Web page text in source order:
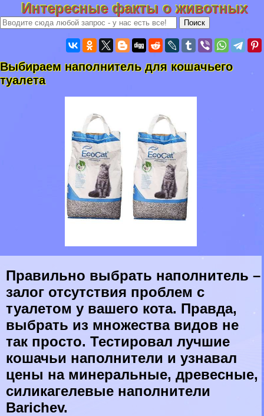
Интересные факты о животных
Выбираем наполнитель для кошачьего
туалета
Правильно выбрать наполнитель –
залог отсутствия проблем с
туалетом у вашего кота. Правда,
выбрать из множества видов не
так просто. Тестировал лучшие
кошачьи наполнители и узнавал
цены на минеральные, древесные,
силикагелевые наполнители
Barichev.